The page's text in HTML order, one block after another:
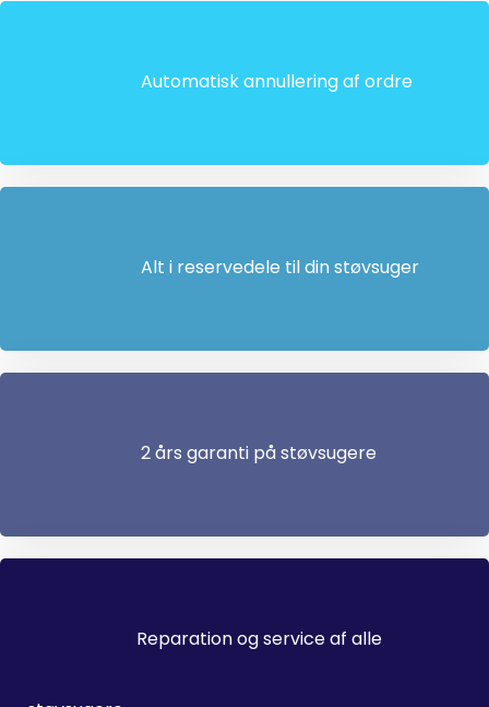
Automatisk annullering af ordre
Alt i reservedele til din støvsuger
2 års garanti på støvsugere
Reparation og service af alle